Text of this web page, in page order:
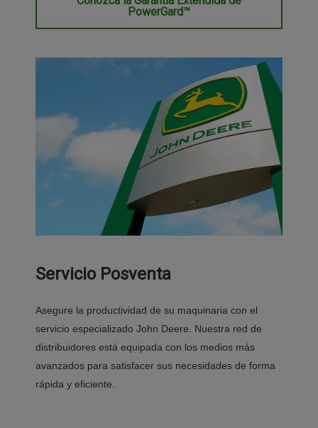
PowerGard™
Servicio Posventa
Asegure la productividad de su maquinaria con el
servicio especializado John Deere. Nuestra red de
distribuidores está equipada con los medios más
avanzados para satisfacer sus necesidades de forma
rápida y eficiente.